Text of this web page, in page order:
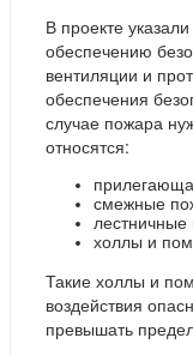
В проекте
обеспечению
вентиляции и
обеспечения
случае пожара
относятся:
смежные
лестничные
холлы и
Такие холлы и
воздействия
превышать